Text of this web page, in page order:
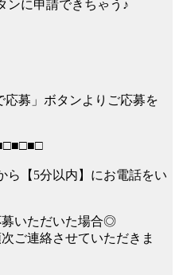
ンに申請できちゃう♪
応募」ボタンよりご応募を
ら【5分以内】にお電話をい
いただいた場合◎
ご連絡させていただきま